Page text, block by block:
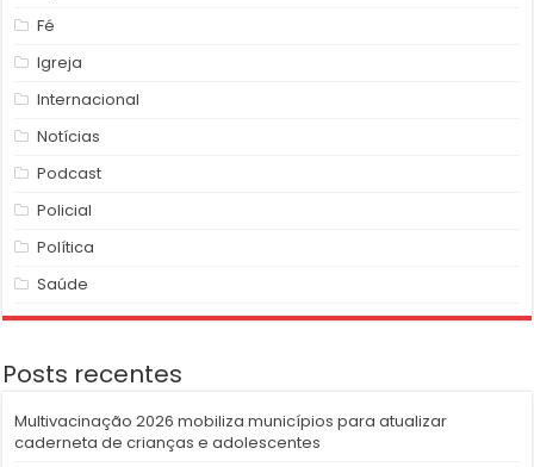
Fé
Igreja
Internacional
Notícias
Podcast
Policial
Política
Saúde
Posts recentes
Multivacinação 2026 mobiliza municípios para atualizar
caderneta de crianças e adolescentes